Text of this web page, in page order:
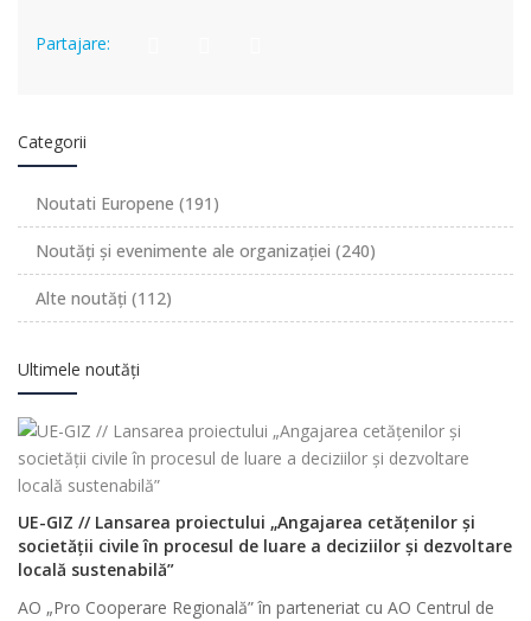
Partajare:
Categorii
Noutati Europene (191)
Noutăți și evenimente ale organizației (240)
Alte noutăți (112)
Ultimele noutăți
UE-GIZ // Lansarea proiectului „Angajarea cetățenilor și
societății civile în procesul de luare a deciziilor și dezvoltare
locală sustenabilă”
AO „Pro Cooperare Regională” în parteneriat cu AO Centrul de